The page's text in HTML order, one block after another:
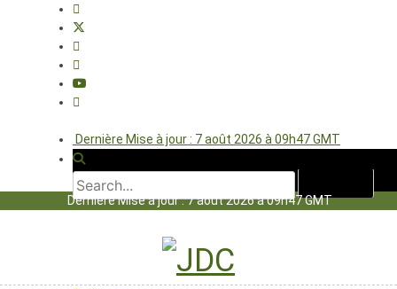
Dernière Mise à jour : 7 août 2026 à 09h47 GMT
Dernière Mise à jour : 7 août 2026 à 09h47 GMT